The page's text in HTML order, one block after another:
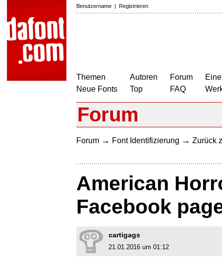
Benutzername | Registrieren
Themen
Neue Fonts
Autoren
Top
Forum
FAQ
Forum
Forum → Font Identifizierung → Zurück
American
Facebook
cartigags
21.01.2016 um 01:12